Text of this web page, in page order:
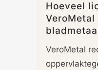
Hoeveel
VeroMetal